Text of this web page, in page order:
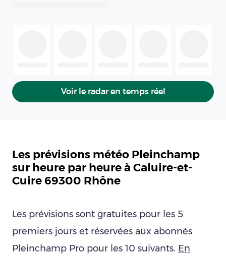
Voir le radar en temps réel
Les prévisions météo Pleinchamp
sur heure par heure à Caluire-et-
Cuire 69300 Rhône
Les prévisions sont gratuites pour les 5
premiers jours et réservées aux abonnés
Pleinchamp Pro pour les 10 suivants. En